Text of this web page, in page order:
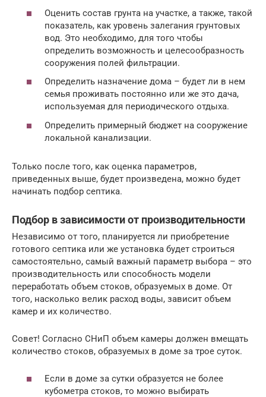
Оценить состав грунта на участке, а также, такой
показатель, как уровень залегания грунтовых
вод. Это необходимо, для того чтобы
определить возможность и целесообразность
сооружения полей фильтрации.
Определить назначение дома – будет ли в нем
семья проживать постоянно или же это дача,
используемая для периодического отдыха.
Определить примерный бюджет на сооружение
локальной канализации.
Только после того, как оценка параметров,
приведенных выше, будет произведена, можно будет
начинать подбор септика.
Подбор в зависимости от производительности
Независимо от того, планируется ли приобретение
готового септика или же установка будет строиться
самостоятельно, самый важный параметр выбора – это
производительность или способность модели
переработать объем стоков, образуемых в доме. От
того, насколько велик расход воды, зависит объем
камер и их количество.
Совет! Согласно СНиП объем камеры должен вмещать
количество стоков, образуемых в доме за трое суток.
Если в доме за сутки образуется не более
кубометра стоков, то можно выбирать